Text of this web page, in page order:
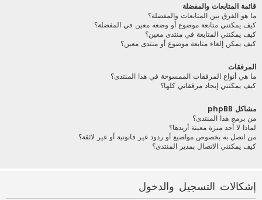
قائمة المتابعات والمفضلة
ما هو الفرق بين المتابعات والمفضلة؟
كيف يمكنني متابعة موضوع أو وضعه معين في المفضلة؟
كيف يمكنني المتابعة في منتدى معين؟
كيف يمكن إلغاء متابعة موضوع أو منتدى معين؟
المرفقات
ما هي أنواع المرفقات الممسوحة في هذا المنتدى؟
كيف يمكنني إيجاد مرفقاتي كلها؟
مشاكل phpBB
من برمج هذا المنتدى؟
لماذا لا أجد ميزة معينة أريدها؟
من اتصل به بخصوص مواضيع أو ردود غير قانونية أو غير لائقة؟
كيف يمكنني الاتصال بمدير المنتدى؟
إشكالات التسجيل والدخول